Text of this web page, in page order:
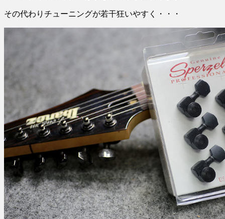
その代わりチューニングが若干狂いやすく・・・